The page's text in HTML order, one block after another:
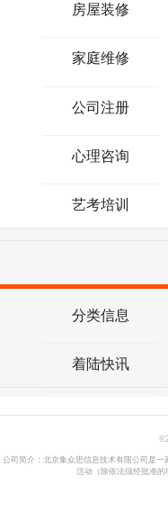
房屋装修
家庭维修
公司注册
心理咨询
艺考培训
分类信息
着陆快讯
©
公司简介：北京集众思信息技术有限公司是
活动（除依法须经批准的